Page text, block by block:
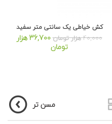
کش خیاطی یک سانتی متر سفید
40,000هزار تومان36,700هزار
تومان
مسن تر